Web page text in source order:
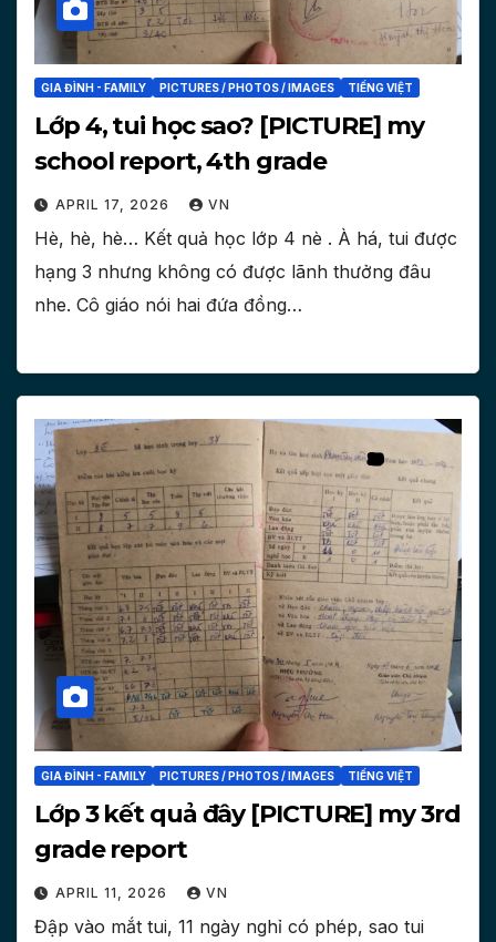
GIA ĐÌNH - FAMILY PICTURES / PHOTOS / IMAGES TIẾNG VIỆT
Lớp 4, tui học sao? [PICTURE] my
school report, 4th grade
APRIL 17, 2026 VN
Hè, hè, hè… Kết quả học lớp 4 nè . À há, tui được
hạng 3 nhưng không có được lãnh thưởng đâu
nhe. Cô giáo nói hai đứa đồng…
GIA ĐÌNH - FAMILY PICTURES / PHOTOS / IMAGES TIẾNG VIỆT
Lớp 3 kết quả đây [PICTURE] my 3rd
grade report
APRIL 11, 2026 VN
Đập vào mắt tui, 11 ngày nghỉ có phép, sao tui